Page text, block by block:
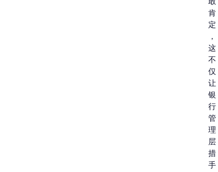
肯
定
，
这
不
仅
让
银
行
管
理
层
措
手